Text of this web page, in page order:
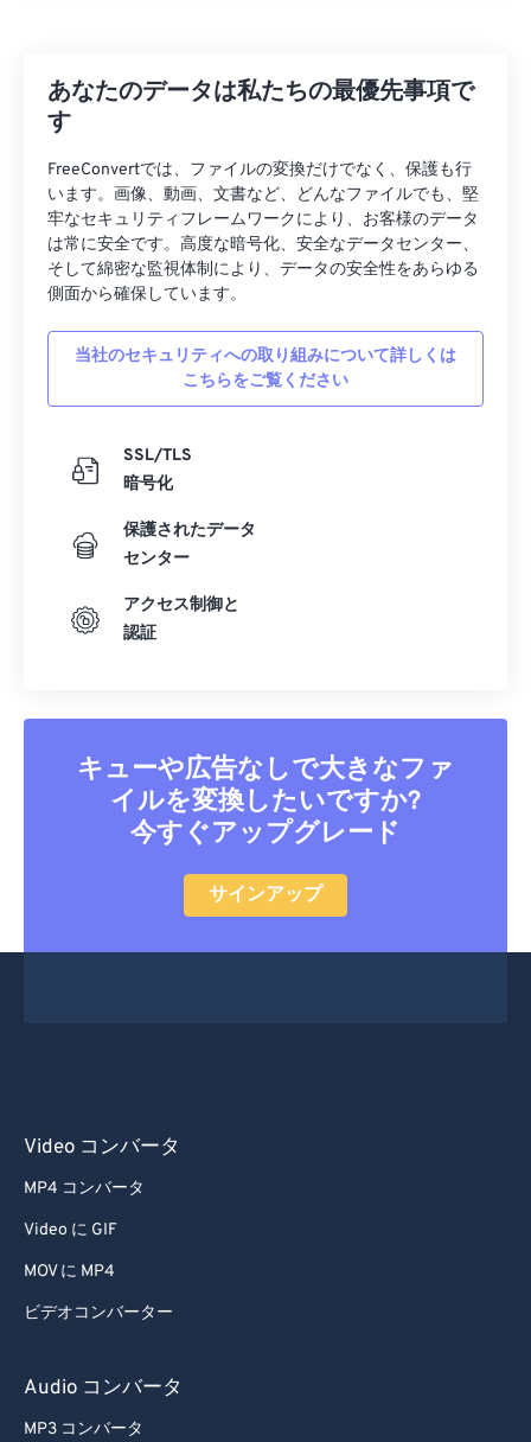
あなたのデータは私たちの最優先事項で
す
FreeConvertでは、ファイルの変換だけでなく、保護も行
います。画像、動画、文書など、どんなファイルでも、堅
牢なセキュリティフレームワークにより、お客様のデータ
は常に安全です。高度な暗号化、安全なデータセンター、
そして綿密な監視体制により、データの安全性をあらゆる
側面から確保しています。
当社のセキュリティへの取り組みについて詳しくは
こちらをご覧ください
SSL/TLS
暗号化
保護されたデータ
センター
アクセス制御と
認証
キューや広告なしで大きなファ
イルを変換したいですか?
今すぐアップグレード
サインアップ
Video コンバータ
MP4 コンバータ
Video に GIF
MOV に MP4
ビデオコンバーター
Audio コンバータ
MP3 コンバータ